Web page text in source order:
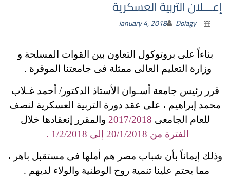
إعـــلان التربية العسكرية
January 4, 2018 Dolagy
بناءاً على بروتوكول التعاون بين القوات المسلحة و
وزارة التعليم العالى ممثلة فى جامعتنا الموقرة .
قرر رئيس جامعة أسـوان الأستاذ الدكتور/ أحمد غـلاب
محمد إبراهيم ، على عقد دورة التربية العسكرية لنصف
للعام الجامعى 2017/2018 والمقرر إنعقادها خلال
الفترة من 20/1/2018 إلى 1/2/2018 .
وذلك إيماناً بأن شباب مصر هم أملها فى مستقبل باهر ،
مما يحتم علينا تنمية روح الوطنية والولاء لديهم .